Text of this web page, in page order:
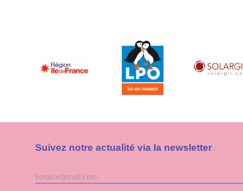
Suivez notre actualité via la newsletter
Adresse
mail